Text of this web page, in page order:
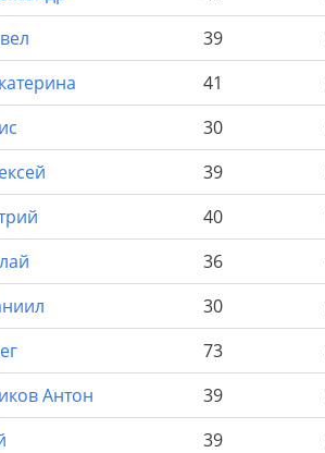
39
41
30
39
40
36
30
73
Антон 39
39